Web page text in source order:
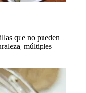
que no pueden
múltiples